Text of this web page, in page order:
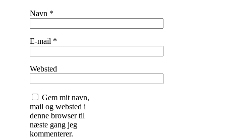
Navn *
E-mail *
Websted
Gem mit navn,
mail og websted i
denne browser til
næste gang jeg
kommenterer.